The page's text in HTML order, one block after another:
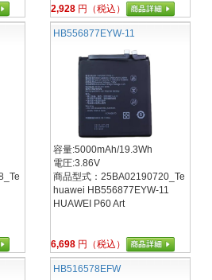
2,928 円（税込）
HB556877EYW-11
容量:5000mAh/19.3Wh
電圧:3.86V
商品型式：25BA02190720_Te
huawei HB556877EYW-11
HUAWEI P60 Art
6,698 円（税込）
HB516578EFW